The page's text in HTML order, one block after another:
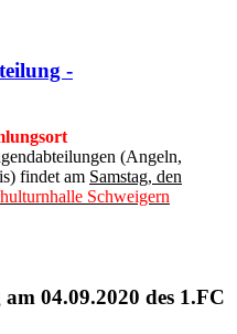
-
(Angeln,
findet am Samstag, den
Schweigern
04.09.2020 des 1.FC